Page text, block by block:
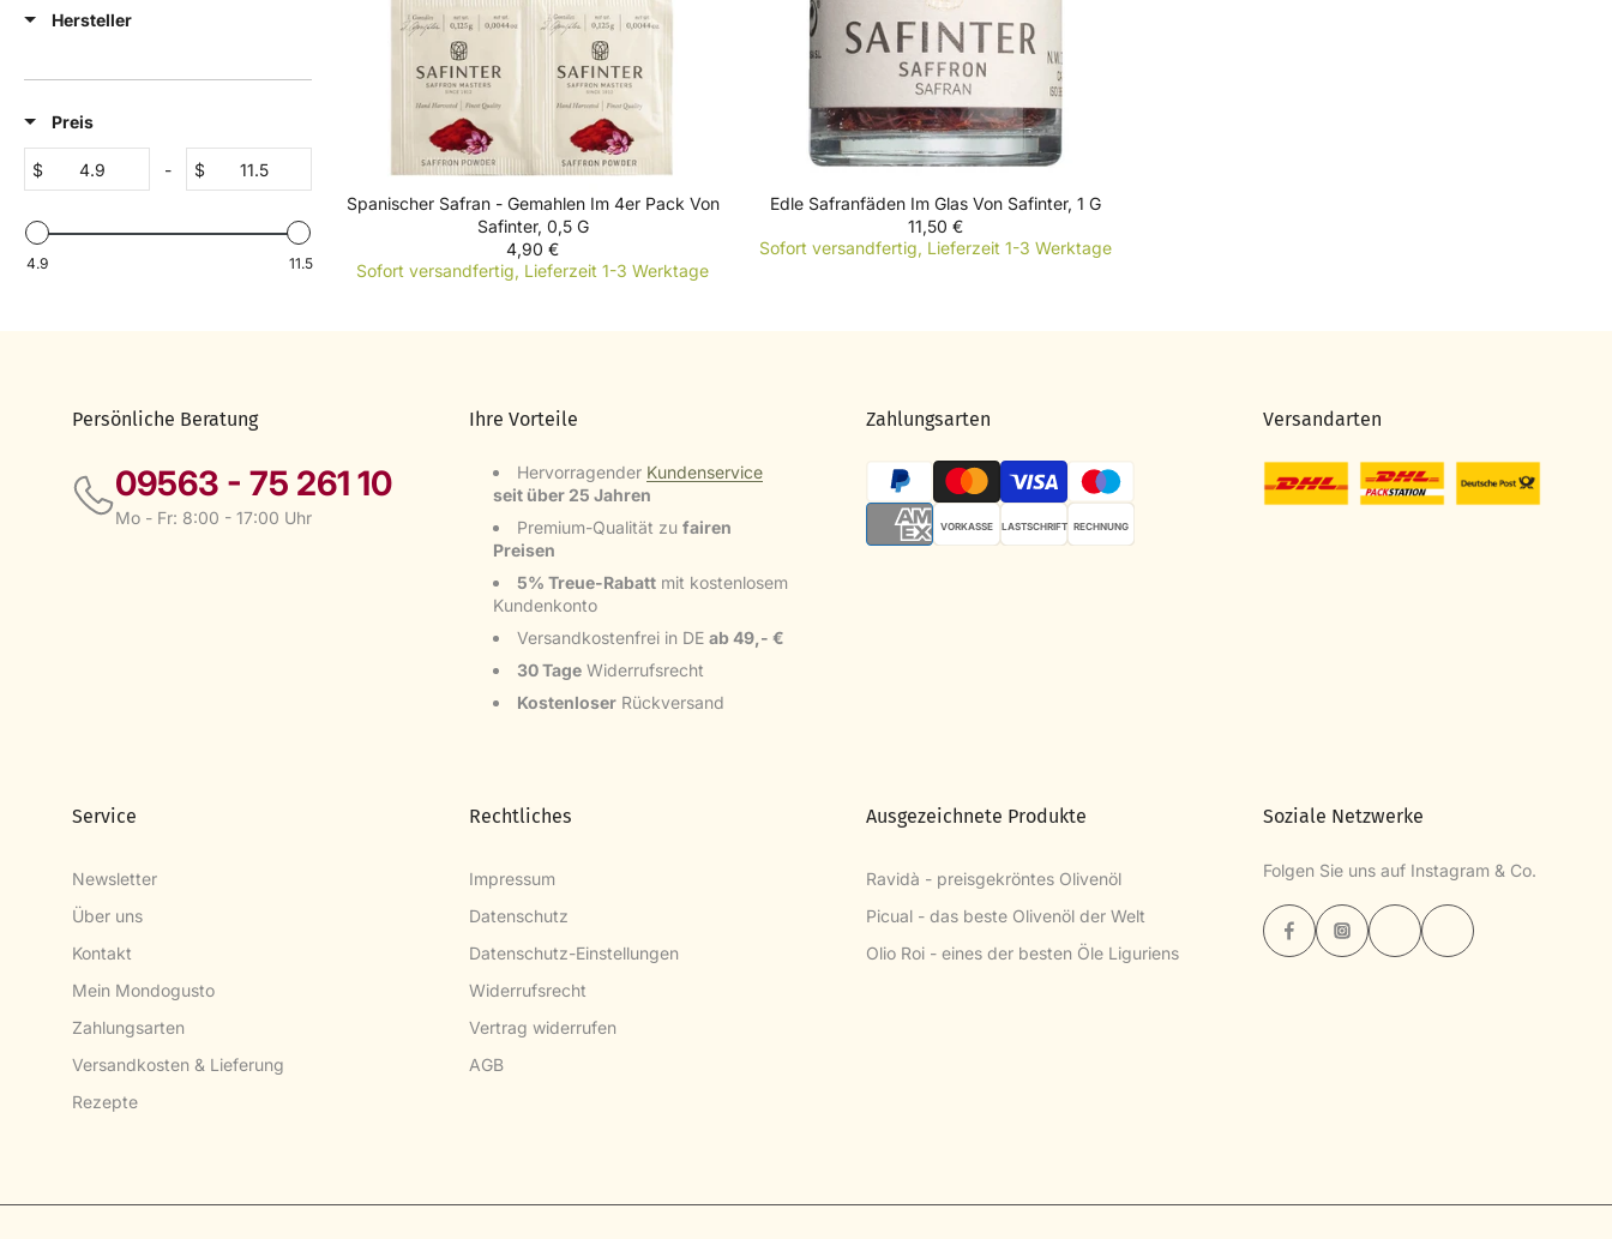
Hersteller
Preis
$ - $
4.9 11.5
Spanischer Safran - Gemahlen Im 4er Pack Von
Safinter, 0,5 G
R
E
P
C
,
0
4,90 €
Sofort versandfertig, Lieferzeit 1-3 Werktage
Edle Safranfäden Im Glas Von Safinter, 1 G
R
E
R
C
E
1
1
11,50 €
Sofort versandfertig, Lieferzeit 1-3 Werktage
Persönliche Beratung
09563 - 75 261 10
Mo - Fr: 8:00 - 17:00 Uhr
Ihre Vorteile
Hervorragender Kundenservice
seit über 25 Jahren
Premium-Qualität zu fairen
Preisen
5% Treue-Rabatt mit kostenlosem
Kundenkonto
Versandkostenfrei in DE ab 49,- €
30 Tage Widerrufsrecht
Kostenloser Rückversand
Zahlungsarten
VORKASSE LASTSCHRIFT RECHNUNG
Versandarten
Service
Newsletter
Über uns
Kontakt
Mein Mondogusto
Zahlungsarten
Versandkosten & Lieferung
Rezepte
Rechtliches
Impressum
Datenschutz
Datenschutz-Einstellungen
Widerrufsrecht
Vertrag widerrufen
AGB
Ausgezeichnete Produkte
Ravidà - preisgekröntes Olivenöl
Picual - das beste Olivenöl der Welt
Olio Roi - eines der besten Öle Liguriens
Soziale Netzwerke
Folgen Sie uns auf Instagram & Co.